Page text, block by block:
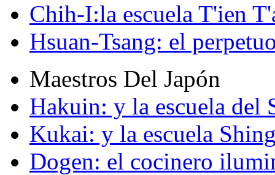
Chih-I:la escuela T'ien
Hsuan-Tsang: el
Maestros Del Japón
Hakuin: y la escuela del
Kukai: y la escuela
Dogen: el cocinero